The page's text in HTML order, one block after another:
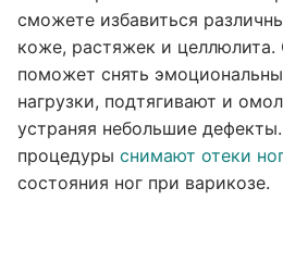
сможете избавиться
коже, растяжек и целлюлита.
поможет снять
нагрузки, подтягивают и
устраняя небольшие
процедуры снимают отеки ног
состояния ног при варикозе.